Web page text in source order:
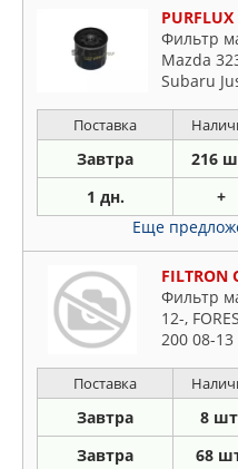
Фильтр
Mazda
Subaru
Поставка
Завтра 216
1 дн. +
Еще
FILTRON
Фильтр
12-,
200 08-13
18-,
Поставка
Завтра 8
Завтра 68